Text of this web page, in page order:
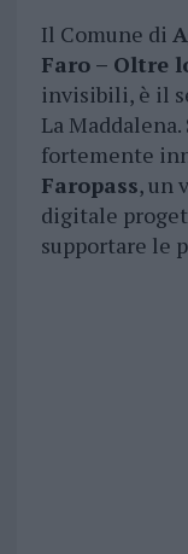
Il Comune di
Faro – Oltre
invisibili, è il
La
fortemente
Faropass, un
digitale
supportare le